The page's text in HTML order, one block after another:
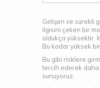
Gelişen ve sürekli
ilgisini çeken bir
oldukça yüksektir.
Bu kadar yüksek
Bu gibi risklere
tercih ederek daha
sunuyoruz.